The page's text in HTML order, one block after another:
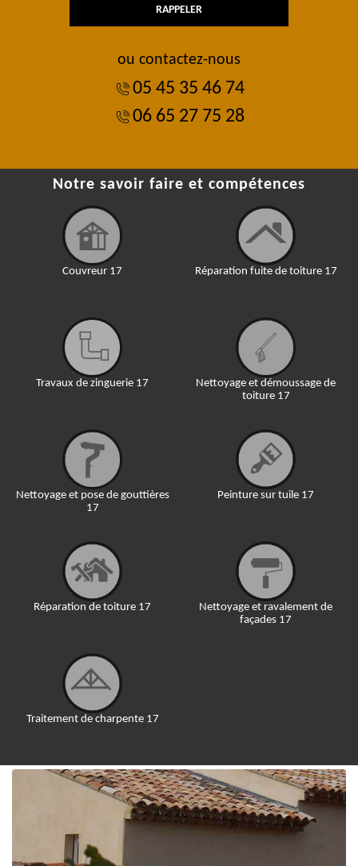
ou contactez-nous
05 45 35 46 74
06 65 27 75 28
Notre savoir faire et compétences
Couvreur 17
Travaux de zinguerie 17
Nettoyage et pose de gouttières
17
Réparation de toiture 17
Traitement de charpente 17
Réparation fuite de toiture 17
Nettoyage et démoussage de
toiture 17
Peinture sur tuile 17
Nettoyage et ravalement de
façades 17